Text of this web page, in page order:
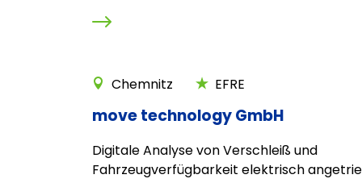
Chemnitz EFRE
move technology GmbH
Digitale Analyse von Verschleiß und
Fahrzeugverfügbarkeit elektrisch